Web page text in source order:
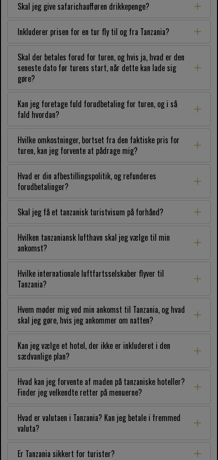
Skal jeg give safarichaufføren drikkepenge?
Inkluderer prisen for en tur fly til og fra Tanzania?
Skal der betales forud for turen, og hvis ja, hvad er den
seneste dato før turens start, når dette kan lade sig
gøre?
Kan jeg foretage fuld forudbetaling for turen, og i så
fald hvordan?
Hvilke omkostninger, bortset fra den faktiske pris for
turen, kan jeg forvente at pådrage mig?
Hvad er din afbestillingspolitik, og refunderes
forudbetalinger?
Skal jeg få et tanzanisk turistvisum på forhånd?
Hvilken tanzaniansk lufthavn skal jeg vælge til min
ankomst?
Hvilke internationale luftfartsselskaber flyver til
Tanzania?
Hvem møder mig ved min ankomst til Tanzania, og hvad
skal jeg gøre, hvis jeg ankommer om natten?
Kan jeg vælge et hotel, der ikke er inkluderet i den
sædvanlige plan?
Hvad kan jeg forvente af maden på tanzaniske hoteller?
Finder jeg velkendte retter på menuerne?
Hvad er valutaen i Tanzania? Kan jeg betale i fremmed
valuta?
Er Tanzania sikkert for turister?